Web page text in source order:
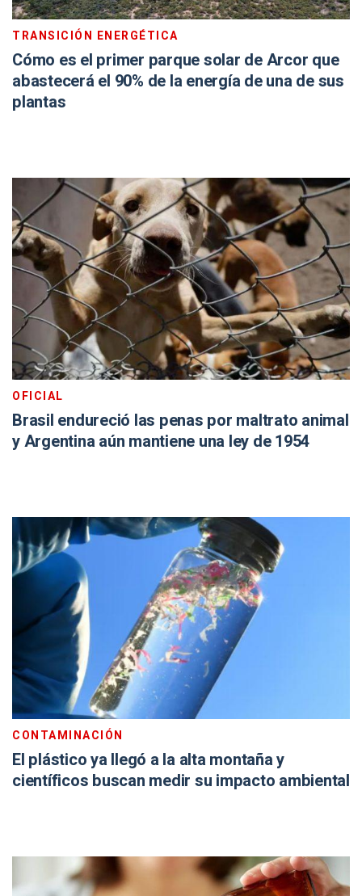
TRANSICIÓN ENERGÉTICA
Cómo es el primer parque solar de Arcor que
abastecerá el 90% de la energía de una de sus
plantas
OFICIAL
Brasil endureció las penas por maltrato animal
y Argentina aún mantiene una ley de 1954
CONTAMINACIÓN
El plástico ya llegó a la alta montaña y
científicos buscan medir su impacto ambiental